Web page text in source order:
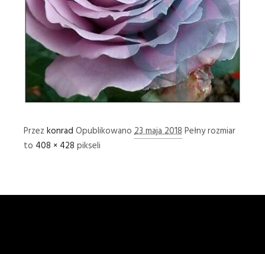
Przez konrad Opublikowano 23 maja 2018 Pełny rozmiar
to 408 × 428 pikseli